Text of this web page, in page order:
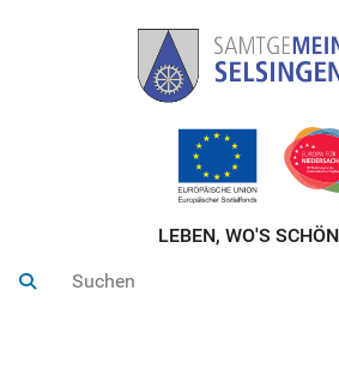
LEBEN, WO'S